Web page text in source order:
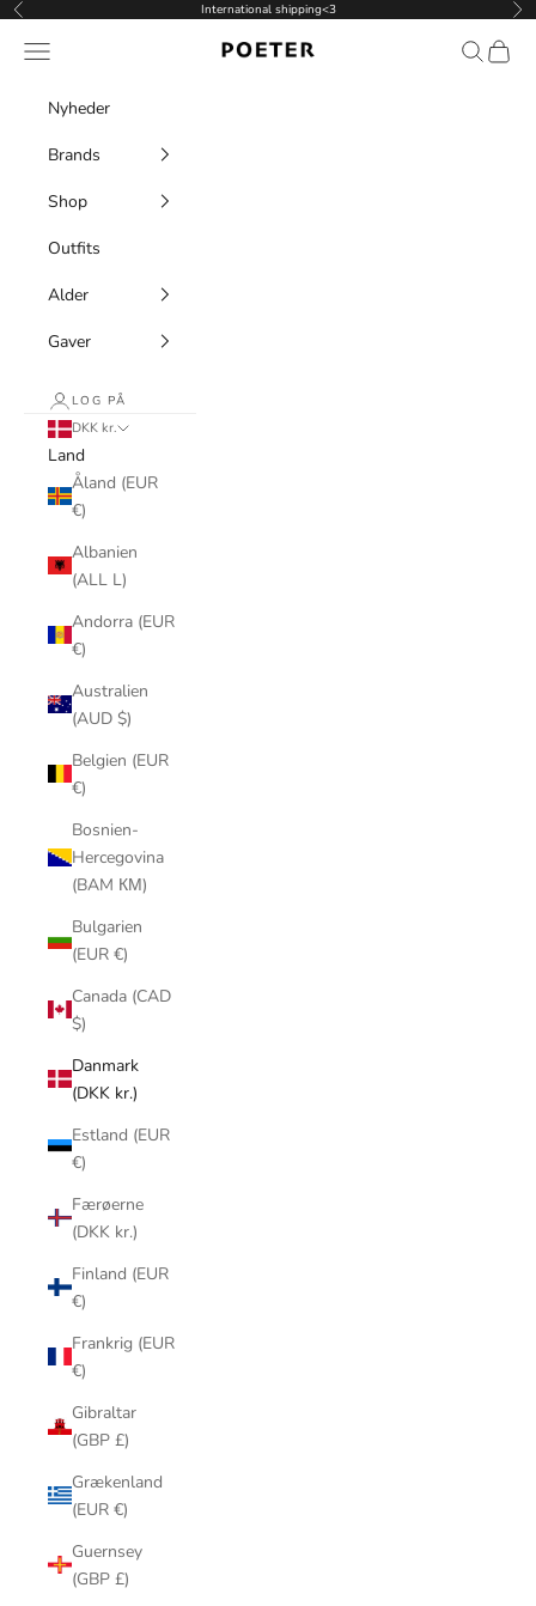
Spring til indhold
Forrige International shipping<3
POETER
Menu Søg
Nyheder
Brands
Shop
Outfits
Alder
Gaver
LOG PÅ
DKK kr.
Land
Åland (EUR
€)
Albanien
(ALL L)
Andorra (EUR
€)
Australien
(AUD $)
Belgien (EUR
€)
Bosnien-
Hercegovina
(BAM КМ)
Bulgarien
(EUR €)
Canada (CAD
$)
Danmark
(DKK kr.)
Estland (EUR
€)
Færøerne
(DKK kr.)
Finland (EUR
€)
Frankrig (EUR
€)
Gibraltar
(GBP £)
Grækenland
(EUR €)
Guernsey
(GBP £)